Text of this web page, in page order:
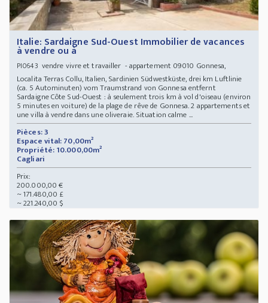
Italie: Sardaigne Sud-Ouest Immobilier de vacances
à vendre ou à
PI0643 vendre vivre et travailler - appartement 09010 Gonnesa,
Localita Terras Collu, Italien, Sardinien Südwestküste, drei km Luftlinie
(ca. 5 Autominuten) vom Traumstrand von Gonnesa entfernt
Sardaigne Côte Sud-Ouest : à seulement trois km à vol d'oiseau (environ
5 minutes en voiture) de la plage de rêve de Gonnesa. 2 appartements et
une villa à vendre dans une oliveraie. Situation calme ...
Pièces: 3
Espace vital: 70,00m²
Propriété: 10.000,00m²
Cagliari
Prix:
200.000,00 €
~ 171.480,00 £
~ 221.240,00 $